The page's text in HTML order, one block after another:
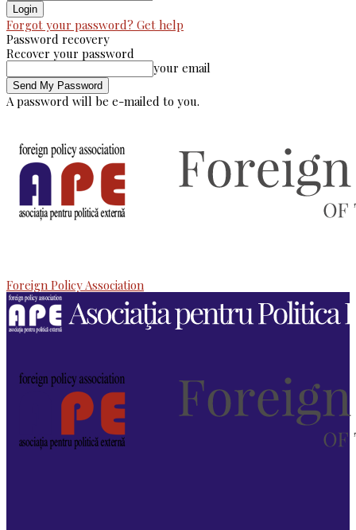
Forgot your password? Get help
Password recovery
Recover your password
your email
A password will be e-mailed to you.
Foreign Policy Association